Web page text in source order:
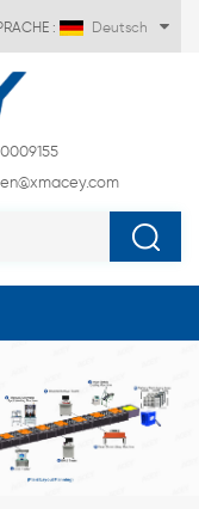
: Deutsch